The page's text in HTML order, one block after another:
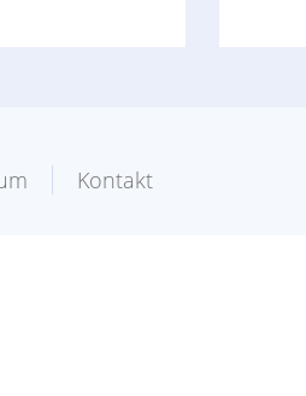
Kontakt